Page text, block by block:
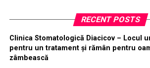
RECENT POSTS
Clinica Stomatologică Diacicov – Locul
pentru un tratament și rămân pentru
zâmbească